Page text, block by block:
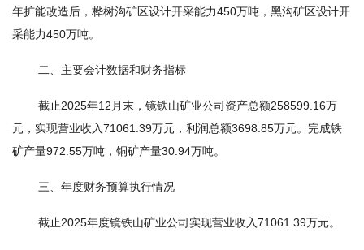
年扩能改造后，桦树沟矿区设计开采能力450万吨，黑沟矿区设计开
采能力450万吨。
二、主要会计数据和财务指标
截止2025年12月末，镜铁山矿业公司资产总额258599.16万
元，实现营业收入71061.39万元，利润总额3698.85万元。完成铁
矿产量972.55万吨，铜矿产量30.94万吨。
三、年度财务预算执行情况
截止2025年度镜铁山矿业公司实现营业收入71061.39万元。